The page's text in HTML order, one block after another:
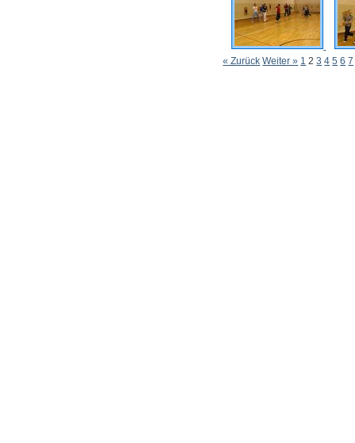
« Zurück Weiter » 1 2 3 4 5 6 7